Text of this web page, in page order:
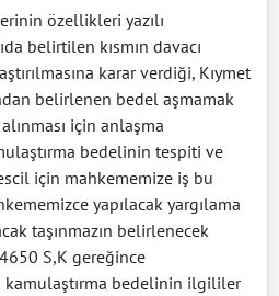
özellikleri yazılı
belirtilen kısmın davacı
karar verdiği, Kıymet
belirlenen bedel aşmamak
için anlaşma
bedelinin tespiti ve
için mahkememize iş bu
yapılacak yargılama
taşınmazın belirlenecek
S,K gereğince
kamulaştırma bedelinin ilgililer